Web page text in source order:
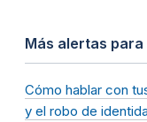
Más alertas
Cómo hablar con
y el robo de